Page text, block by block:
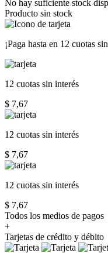
No hay suficiente stock
Producto sin stock
¡Paga hasta en 12 cuotas
12 cuotas sin interés
$ 7,67
12 cuotas sin interés
$ 7,67
12 cuotas sin interés
$ 7,67
Todos los medios de pagos
+
Tarjetas de crédito y débito